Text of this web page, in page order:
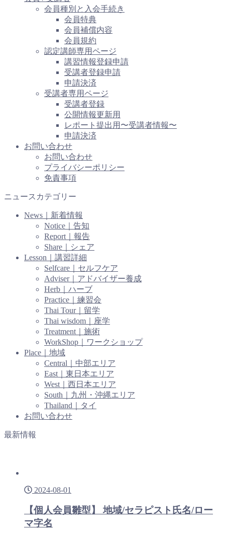
会員種別と入会手続き
会員特典
会員補償内容
会員規約
認定講師専用ページ
講習情報登録申請
受講者登録申請
申請決済
受講者専用ページ
受講者登録
公開情報更新用
レポート提出用〜受講者情報〜
申請決済
お問い合わせ
お問い合わせ
プライバシーポリシー
免責事項
ニュースカテゴリー
News｜新着情報
Notice｜告知
Report｜報告
Share｜シェア
Lesson｜講習詳細
Selfcare｜セルフケア
Adviser｜アドバイザー養成
Herb｜ハーブ
Practice｜練習会
Thai Tour｜留学
Thai wisdom｜座学
Treatment｜施術
WorkShop｜ワークショップ
Place｜地域
Central｜中部エリア
East｜東日本エリア
West｜西日本エリア
South｜九州・沖縄エリア
Thailand｜タイ
お問い合わせ
最新情報
2024-08-01
【個人会員雛型】 地域/セラピスト氏名/ロー
マ字名